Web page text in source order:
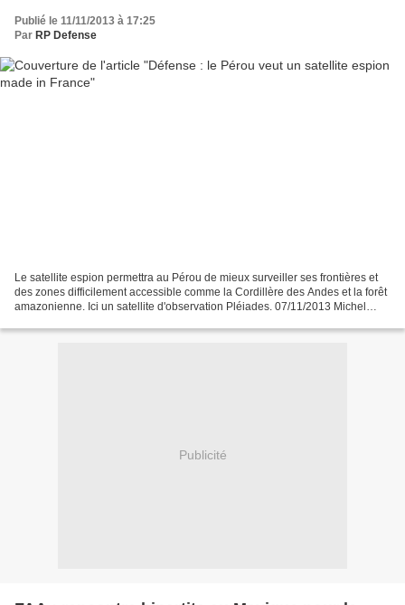
Publié le 11/11/2013 à 17:25
Par RP Defense
Le satellite espion permettra au Pérou de mieux surveiller ses frontières et
des zones difficilement accessible comme la Cordillère des Andes et la forêt
amazonienne. Ici un satellite d'observation Pléiades. 07/11/2013 Michel
Publicité